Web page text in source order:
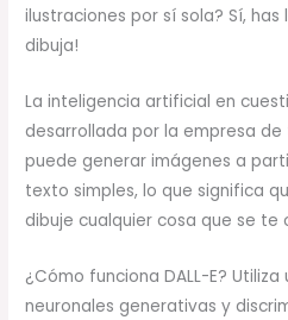
ilustraciones por sí sola? Sí, has
dibuja!
La inteligencia artificial en
desarrollada por la empresa de
puede generar imágenes a
texto simples, lo que significa
dibuje cualquier cosa que se te
¿Cómo funciona DALL-E?
neuronales generativas y